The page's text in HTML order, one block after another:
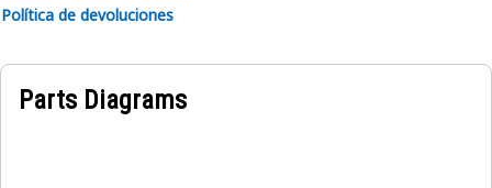
Política de devoluciones
Parts Diagrams